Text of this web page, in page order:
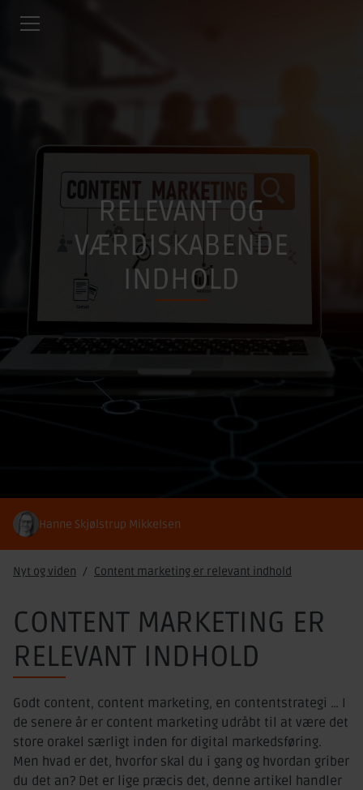
RELEVANT OG
VÆRDISKABENDE
INDHOLD
Hanne Skjølstrup Mikkelsen
Nyt og viden Content marketing er relevant indhold
CONTENT MARKETING ER
RELEVANT INDHOLD
Godt content, content marketing, en contentstrategi … I
de senere år er content marketing udråbt til at være det
store orakel særligt inden for digital markedsføring.
Men hvad er det, hvorfor skal du i gang og hvordan griber
du det an? Det er lige præcis det, denne artikel handler